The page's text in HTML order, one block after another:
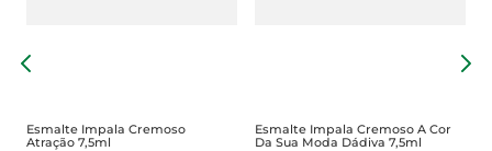
Esmalte Impala Cremoso
Atração 7,5ml
Esmalte Impala Cremoso A Cor
Da Sua Moda Dádiva 7,5ml